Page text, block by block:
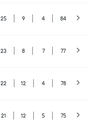
25 9 4 84
23 8 7 77
22 12 4 78
21 12 5 75